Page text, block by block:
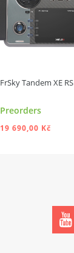
FrSky Tandem XE RS
Preorders
19 690,00 Kč